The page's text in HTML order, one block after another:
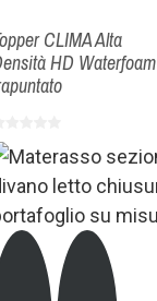
CLIMA Alta
HD Waterfoam